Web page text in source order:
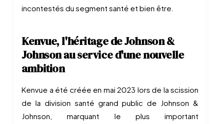
incontestés du segment santé et bien être.
Kenvue, l'héritage de Johnson &
Johnson au service d'une nouvelle
ambition
Kenvue a été créée en mai 2023 lors de la scission
de la division santé grand public de Johnson &
Johnson, marquant le plus important